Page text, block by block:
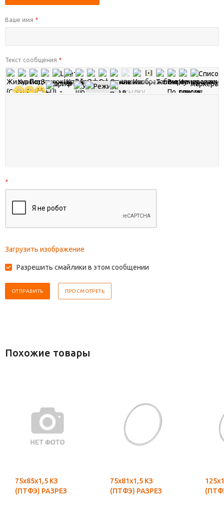
Ваше имя *
Текст сообщения *
*
Загрузить изображение
Разрешить смайлики в этом сообщении
Похожие товары
75х85х1,5 КЗ
(ПТФЭ) РАЗРЕЗ
75х81х1,5 КЗ
(ПТФЭ) РАЗРЕЗ